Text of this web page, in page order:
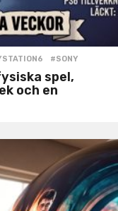
,#SONY
spel,
och en